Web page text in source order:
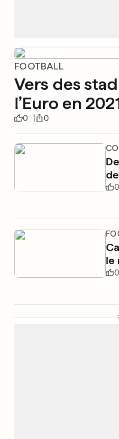
FOOTBALL
Vers des
l’Euro en
0 0
0
le
0